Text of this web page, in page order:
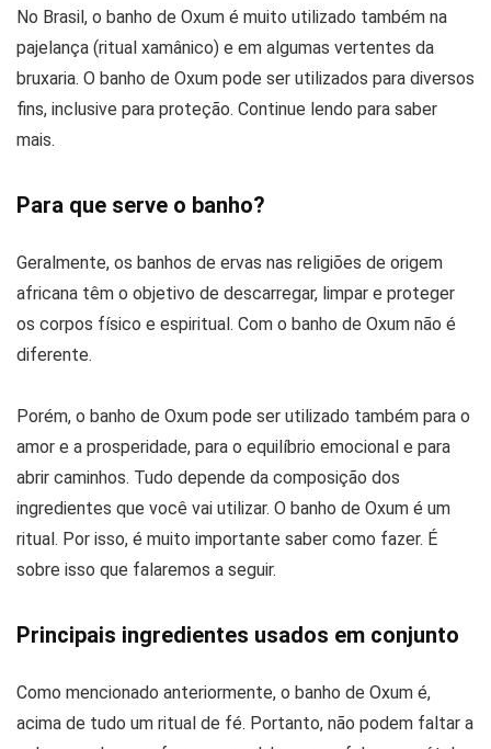
No Brasil, o banho de Oxum é muito utilizado também na
pajelança (ritual xamânico) e em algumas vertentes da
bruxaria. O banho de Oxum pode ser utilizados para diversos
fins, inclusive para proteção. Continue lendo para saber
mais.
Para que serve o banho?
Geralmente, os banhos de ervas nas religiões de origem
africana têm o objetivo de descarregar, limpar e proteger
os corpos físico e espiritual. Com o banho de Oxum não é
diferente.
Porém, o banho de Oxum pode ser utilizado também para o
amor e a prosperidade, para o equilíbrio emocional e para
abrir caminhos. Tudo depende da composição dos
ingredientes que você vai utilizar. O banho de Oxum é um
ritual. Por isso, é muito importante saber como fazer. É
sobre isso que falaremos a seguir.
Principais ingredientes usados em conjunto
Como mencionado anteriormente, o banho de Oxum é,
acima de tudo um ritual de fé. Portanto, não podem faltar a